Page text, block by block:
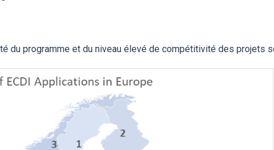
du programme et du niveau élevé de compétitivité des projets